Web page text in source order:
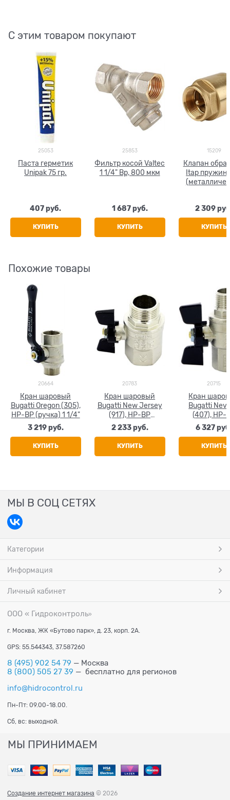
С этим товаром покупают
25053
Паста герметик
Unipak 75 гр.
407 руб.
КУПИТЬ
25853
Фильтр косой Valtec
1 1/4" Вр, 800 мкм
1 687 руб.
КУПИТЬ
15209
Клапан
Itap
2 309
КУПИТЬ
Похожие товары
20664
Кран шаровый
Bugatti Oregon (305),
НР-ВР (ручка) 1 1/4"
3 219 руб.
КУПИТЬ
20783
Кран шаровый
Bugatti New Jersey
(917), НР-ВР
(бабочка) 1 1/4"
2 233 руб.
КУПИТЬ
20715
Кран
Bugatti
(407), НР-
(бабочка) 1
6 327
КУПИТЬ
МЫ В СОЦ СЕТЯХ
Категории
Информация
Личный кабинет
ООО « Гидроконтроль»
г. Москва, ЖК «Бутово парк», д. 23, корп. 2А.
GPS: 55.544343, 37.587260
8 (495) 902 54 79 — Москва
8 (800) 505 27 39 — бесплатно для регионов
info@hidrocontrol.ru
Пн-Пт: 09.00-18.00.
Сб, вс: выходной.
МЫ ПРИНИМАЕМ
Создание интернет магазина © 2026